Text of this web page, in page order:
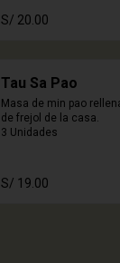
S/ 20.00
Tau Sa Pao
Masa de min pao
de frejol de la casa.
3 Unidades
S/ 19.00